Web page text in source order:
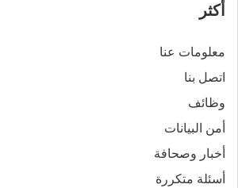
أكثر
معلومات عنا
اتصل بنا
وظائف
أمن البيانات
أخبار وصحافة
أسئلة متكررة